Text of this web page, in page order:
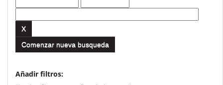
Comenzar nueva busqueda
Añadir filtros: